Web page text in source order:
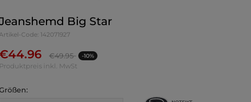
Big Star
Code: 142071927
44.96 €49.95 -10%
Produktpreis inkl. MwSt